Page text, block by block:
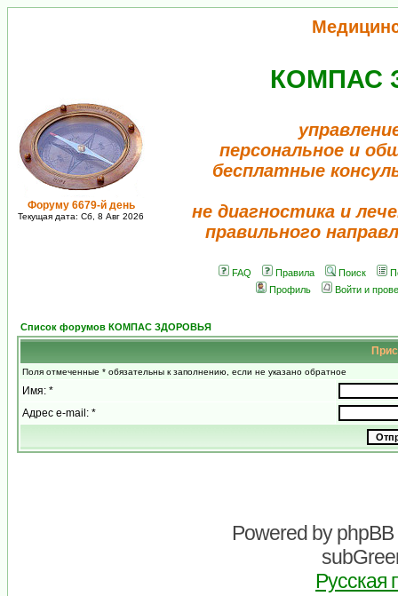
Форуму 6679-й день
Текущая дата: Сб, 8 Авг 2026
КОМПАС
персональное и
бесплатные
не диагностика и
правильного
FAQ Правила Поиск
Профиль
Войти и
Список форумов КОМПАС ЗДОРОВЬЯ
Поля отмеченные * обязательны к заполнению, если не указано обратное
Имя: *
Адрес e-mail: *
Powered byphpBB
Русская